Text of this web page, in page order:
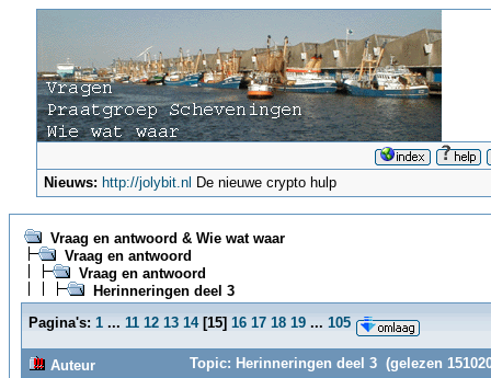
Nieuws: http://jolybit.nl De nieuwe crypto hulp
Vraag en antwoord & Wie wat waar
Vraag en antwoord
Vraag en antwoord
Herinneringen deel 3
Pagina's: 1 ... 11 12 13 14[15] 16 17 18 19 ... 105
Auteur
Topic: Herinneringen deel 3 (gelezen